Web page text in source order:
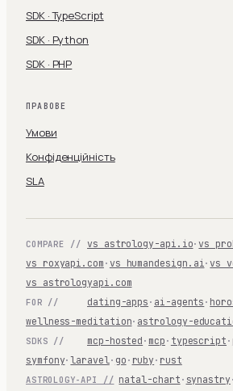
SDK · TypeScript
SDK · Python
SDK · PHP
ПРАВОВЕ
Умови
Конфіденційність
SLA
COMPARE // vs astrology-api.io·vs
vs roxyapi.com · vs humandesign.ai ·vs
vs astrologyapi.com
FOR // dating-apps · ai-agents ·
wellness-meditation· astrology-
SDKS // mcp-hosted · mcp · typescript ·
symfony·laravel · go · ruby · rust
ASTROLOGY-API // natal-chart · synastry ·